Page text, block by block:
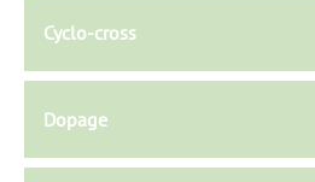
Cyclo-cross
Dopage